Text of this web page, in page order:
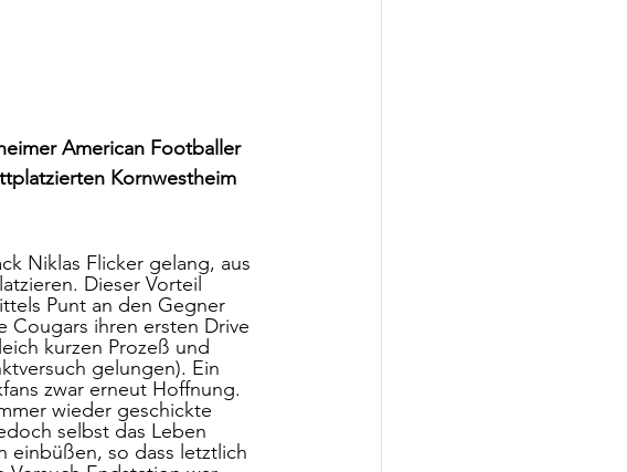
American Footballer
Kornwestheim
Niklas Flicker gelang, aus
Dieser Vorteil
Punt an den Gegner
Cougars ihren ersten Drive
kurzen Prozeß und
gelungen). Ein
zwar erneut Hoffnung.
wieder geschickte
selbst das Leben
einbüßen, so dass letztlich